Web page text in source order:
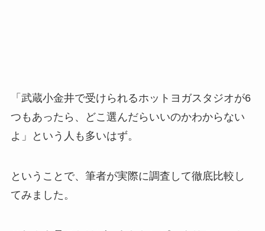
「武蔵小金井で受けられるホットヨガスタジオが6
つもあったら、どこ選んだらいいのかわからない
よ」という人も多いはず。
ということで、筆者が実際に調査して徹底比較し
てみました。